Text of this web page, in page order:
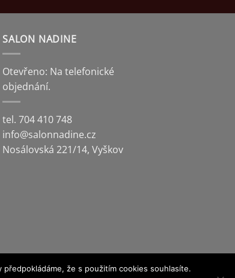
SALON NADINE
Otevřeno: Na telefonické
objednání.
tel. 704 410 748
info@salonnadine.cz
Nosálovská 221/14, Vyškov
že s použitím cookies souhlasíte.